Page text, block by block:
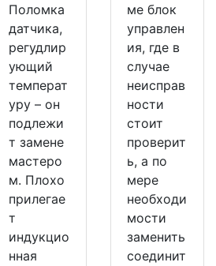
Поломка
датчика,
регудлир
ующий
температ
уру – он
подлежи
т замене
мастеро
м. Плохо
прилегае
т
индукцио
нная
ме блок
управлен
ия, где в
случае
неисправ
ности
стоит
проверит
ь, а по
мере
необходи
мости
заменить
соединит